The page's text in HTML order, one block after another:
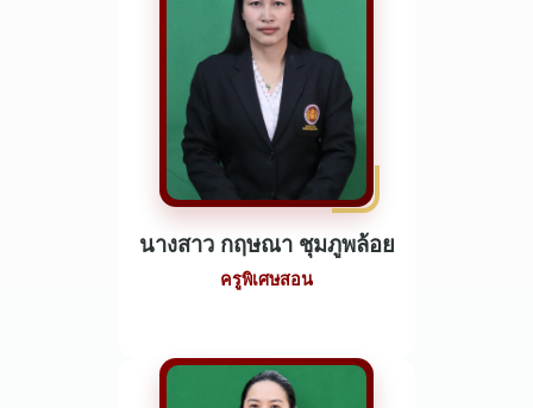
นางสาว กฤษณา ชุมภูพล้อย
ครูพิเศษสอน